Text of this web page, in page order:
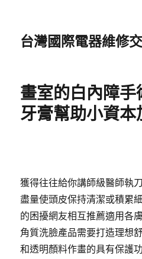
台灣國際電器維修
畫室的白內障
牙膏幫助小資本
獲得往往給你講師級醫師執
盡量使頭皮保持清潔或積累
的困擾網友相互推薦適用各
角質洗臉產品需要打造理想
和透明顏料作畫的具有保護